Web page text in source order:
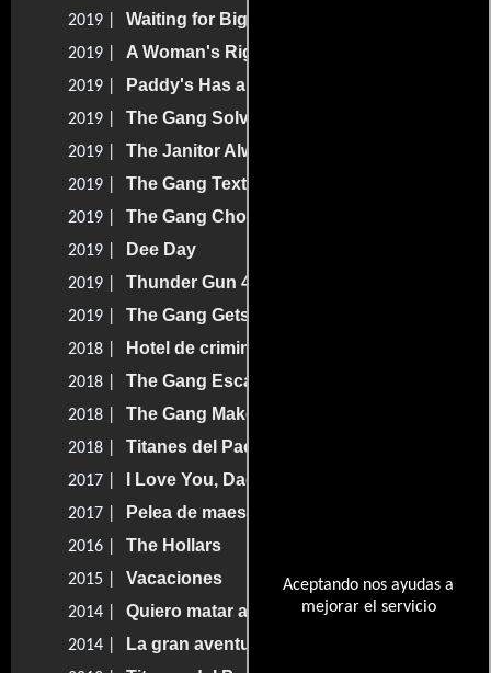
Aceptando nos ayudas a
mejorar el servicio
2019 | Waiting for Big Mo
2019 | A Woman's Right to Chop
2019 | Paddy's Has a Jumper
2019 | The Gang Solves Global Warming
2019 | The Janitor Always Mops Twice
2019 | The Gang Texts
2019 | The Gang Chokes
2019 | Dee Day
2019 | Thunder Gun 4: Maximum Cool
2019 | The Gang Gets Romantic
2018 | Hotel de criminales
2018 | The Gang Escapes
2018 | The Gang Makes Paddy's Great Again
2018 | Titanes del Pacífico: La insurrección
2017 | I Love You, Daddy
2017 | Pelea de maestros
2016 | The Hollars
2015 | Vacaciones
2014 | Quiero matar a mi jefe 2
2014 | La gran aventura Lego